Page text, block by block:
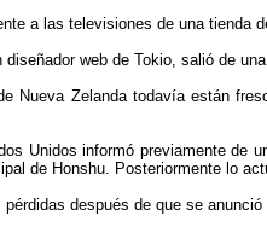
a las televisiones de una tienda
web de Tokio, salió de
Nueva Zelanda todavía están
Unidos informó previamente de
de Honshu. Posteriormente lo
después de que se